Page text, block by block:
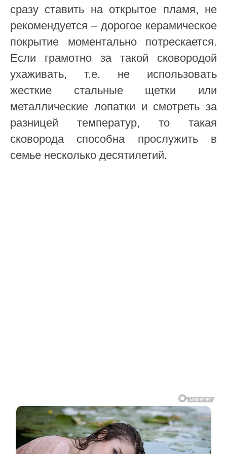
сразу ставить на открытое пламя, не
рекомендуется – дорогое керамическое
покрытие моментально потрескается.
Если грамотно за такой сковородой
ухаживать, т.е. не использовать
жесткие стальные щетки или
металлические лопатки и смотреть за
разницей температур, то такая
сковорода способна прослужить в
семье несколько десятилетий.